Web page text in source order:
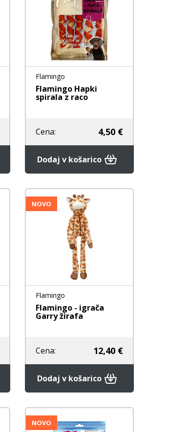
Flamingo
Flamingo Hapki
spirala z raco
Cena: 4,50 €
Dodaj v košarico
NOVO
Flamingo
Flamingo - igrača
Garry žirafa
Cena: 12,40 €
Dodaj v košarico
NOVO